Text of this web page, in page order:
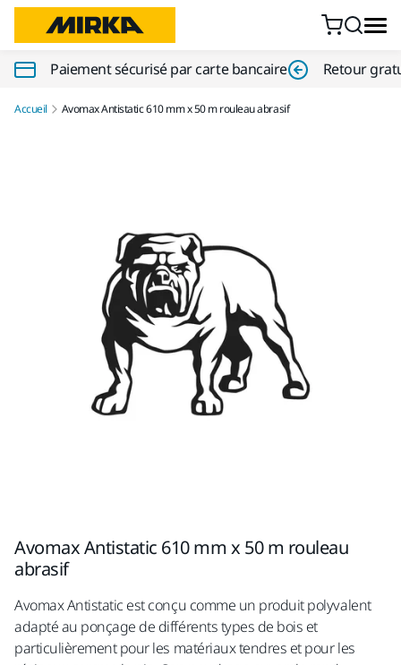
Paiement sécurisé par carte bancaire Retour
Accueil Avomax Antistatic 610 mm x 50 m rouleau abrasif
Avomax Antistatic 610 mm x 50 m rouleau
abrasif
Avomax Antistatic est conçu comme un produit polyvalent
adapté au ponçage de différents types de bois et
particulièrement pour les matériaux tendres et pour les